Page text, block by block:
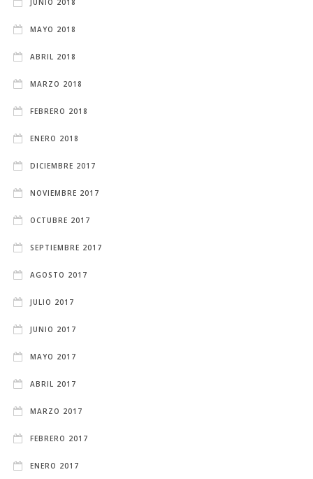
MAYO 2018
ABRIL 2018
MARZO 2018
FEBRERO 2018
ENERO 2018
DICIEMBRE 2017
NOVIEMBRE 2017
OCTUBRE 2017
SEPTIEMBRE 2017
AGOSTO 2017
JULIO 2017
JUNIO 2017
MAYO 2017
ABRIL 2017
MARZO 2017
FEBRERO 2017
ENERO 2017